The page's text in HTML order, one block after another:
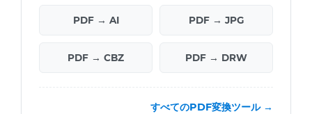
PDF → AI PDF → JPG
PDF → CBZ PDF → DRW
すべてのPDF変換ツール →